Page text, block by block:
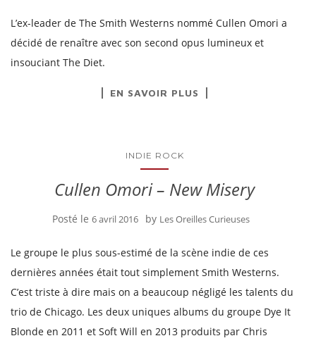
L’ex-leader de The Smith Westerns nommé Cullen Omori a
décidé de renaître avec son second opus lumineux et
insouciant The Diet.
EN SAVOIR PLUS
INDIE ROCK
Cullen Omori – New Misery
Posté le 6 avril 2016 by Les Oreilles Curieuses
Le groupe le plus sous-estimé de la scène indie de ces
dernières années était tout simplement Smith Westerns.
C’est triste à dire mais on a beaucoup négligé les talents du
trio de Chicago. Les deux uniques albums du groupe Dye It
Blonde en 2011 et Soft Will en 2013 produits par Chris